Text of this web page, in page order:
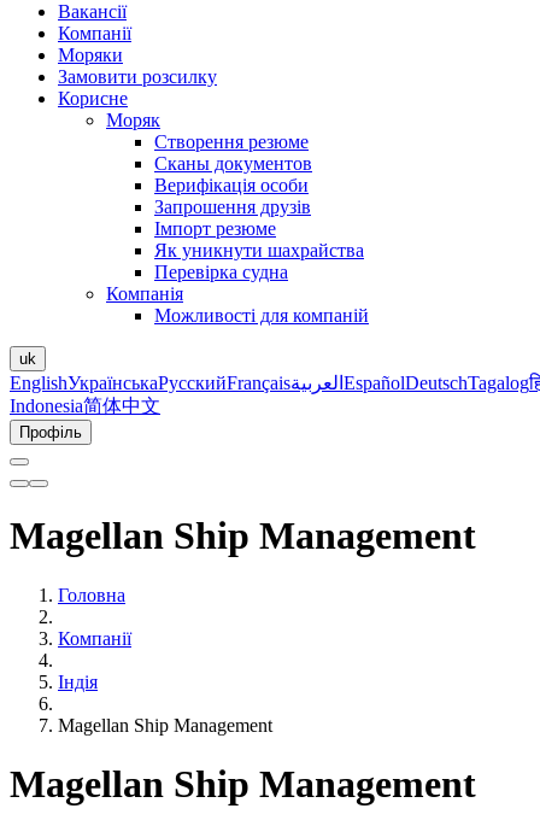
Вакансії
Компанії
Моряки
Замовити розсилку
Корисне
Моряк
Створення резюме
Сканы документов
Верифікація особи
Запрошення друзів
Імпорт резюме
Як уникнути шахрайства
Перевірка судна
Компанія
Можливості для компаній
uk
EnglishУкраїнськаРусскийFrançaisالعربية EspañolDeutschTagalog
Indonesia简体中文
Профіль
Magellan Ship Management
Головна
Компанії
Індiя
Magellan Ship Management
Magellan Ship Management